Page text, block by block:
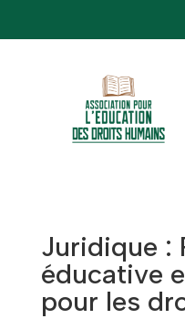
Juridique :
éducative
pour les